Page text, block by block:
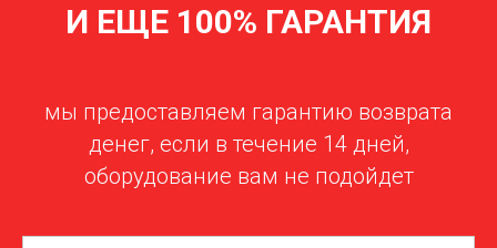
И ЕЩЕ 100% ГАРАНТИЯ
мы предоставляем гарантию возврата
денег, если в течение 14 дней,
оборудование вам не подойдет